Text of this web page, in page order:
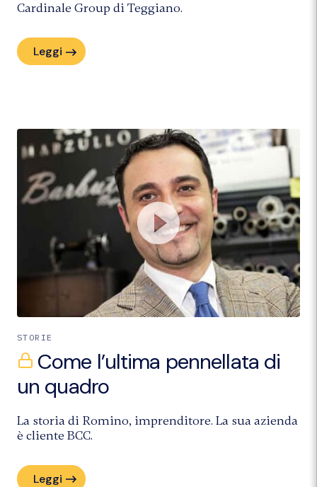
Cardinale Group di Teggiano.
Leggi
STORIE
Come l’ultima pennellata di
un quadro
La storia di Romino, imprenditore. La sua azienda
è cliente BCC.
Leggi